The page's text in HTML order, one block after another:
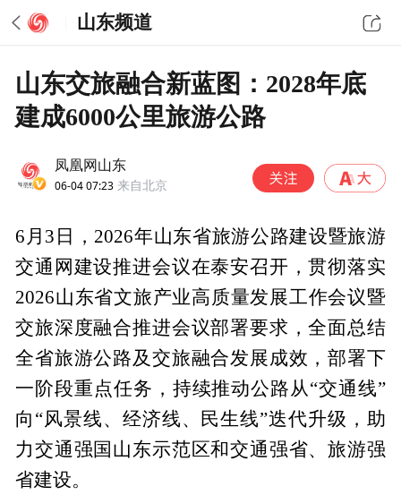
山东频道
山东交旅融合新蓝图：2028年底
建成6000公里旅游公路
凤凰网山东
06-04 07:23 来自北京
6月3日，2026年山东省旅游公路建设暨旅游
交通网建设推进会议在泰安召开，贯彻落实
2026山东省文旅产业高质量发展工作会议暨
交旅深度融合推进会议部署要求，全面总结
全省旅游公路及交旅融合发展成效，部署下
一阶段重点任务，持续推动公路从“交通线”
向“风景线、经济线、民生线”迭代升级，助
力交通强国山东示范区和交通强省、旅游强
省建设。